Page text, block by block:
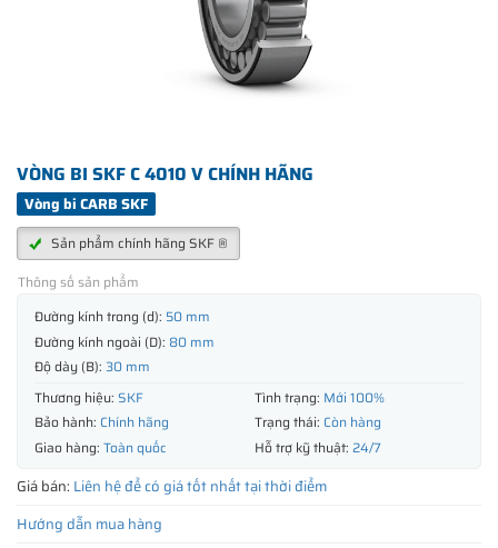
VÒNG BI SKF C 4010 V CHÍNH HÃNG
Vòng bi CARB SKF
Sản phẩm chính hãng SKF ®
Thông số sản phẩm
Đường kính trong (d): 50 mm
Đường kính ngoài (D): 80 mm
Độ dày (B): 30 mm
Thương hiệu: SKF Tình trạng: Mới 100%
Bảo hành: Chính hãng Trạng thái: Còn hàng
Giao hàng: Toàn quốc Hỗ trợ kỹ thuật: 24/7
Giá bán: Liên hệ để có giá tốt nhất tại thời điểm
Hướng dẫn mua hàng